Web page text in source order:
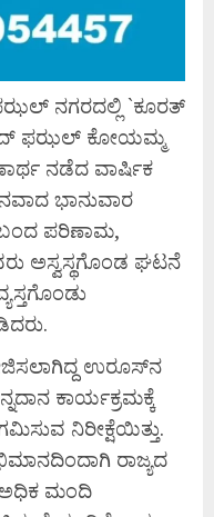
ಫಝಲ್ ನಗರದಲ್ಲಿ `ಕೂರತ್
ಫಝಲ್ ಕೋಯಮ್ಮ
ನಡೆದ ವಾರ್ಷಿಕ
ಭಾನುವಾರ
ಪರಿಣಾಮ,
ಅಸ್ವಸ್ಥಗೊಂಡ ಘಟನೆ
ಉರೂಸ್‌ನ
ಕಾರ್ಯಕ್ರಮಕ್ಕೆ
ನಿರೀಕ್ಷೆಯಿತ್ತು.
ರಾಜ್ಯದ
ಅಧಿಕ ಮಂದಿ